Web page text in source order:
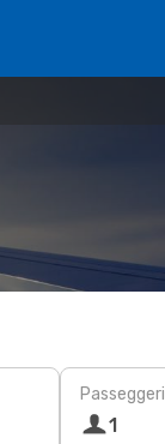
Passeggeri
1